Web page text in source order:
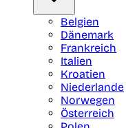
Belgien
Dänemark
Frankreich
Italien
Kroatien
Niederlande
Norwegen
Österreich